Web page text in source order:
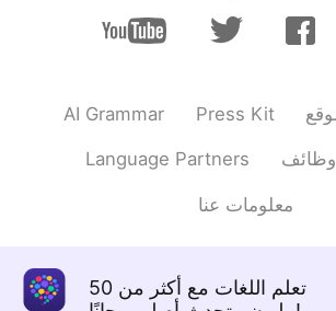
AI Grammar Press Kit
Language Partners وظائف
معلومات عنا
تعلم اللغات مع أكثر من 50